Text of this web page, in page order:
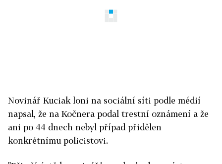
Novinář Kuciak loni na sociální síti podle médií
napsal, že na Kočnera podal trestní oznámení a že
ani po 44 dnech nebyl případ přidělen
konkrétnímu policistovi.